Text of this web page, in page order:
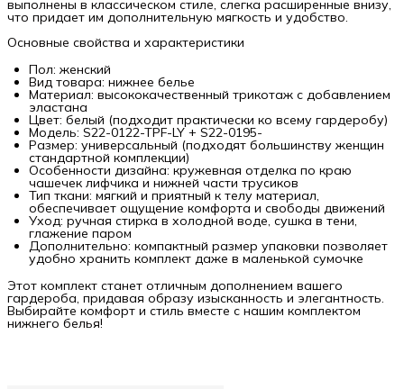
выполнены в классическом стиле, слегка расширенные внизу,
что придает им дополнительную мягкость и удобство.
Основные свойства и характеристики
Пол: женский
Вид товара: нижнее белье
Материал: высококачественный трикотаж с добавлением
эластана
Цвет: белый (подходит практически ко всему гардеробу)
Модель: S22-0122-TPF-LY + S22-0195-
Размер: универсальный (подходят большинству женщин
стандартной комплекции)
Особенности дизайна: кружевная отделка по краю
чашечек лифчика и нижней части трусиков
Тип ткани: мягкий и приятный к телу материал,
обеспечивает ощущение комфорта и свободы движений
Уход: ручная стирка в холодной воде, сушка в тени,
глажение паром
Дополнительно: компактный размер упаковки позволяет
удобно хранить комплект даже в маленькой сумочке
Этот комплект станет отличным дополнением вашего
гардероба, придавая образу изысканность и элегантность.
Выбирайте комфорт и стиль вместе с нашим комплектом
нижнего белья!